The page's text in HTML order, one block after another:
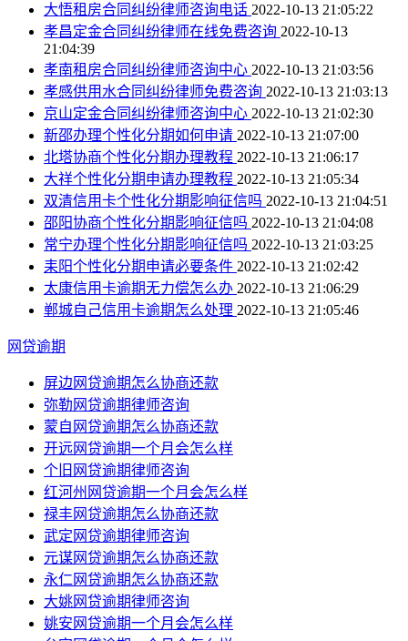
大悟租房合同纠纷律师咨询电话 2022-10-13 21:05:22
孝昌定金合同纠纷律师在线免费咨询 2022-10-13
21:04:39
孝南租房合同纠纷律师咨询中心 2022-10-13 21:03:56
孝感供用水合同纠纷律师免费咨询 2022-10-13 21:03:13
京山定金合同纠纷律师咨询中心 2022-10-13 21:02:30
新邵办理个性化分期如何申请 2022-10-13 21:07:00
北塔协商个性化分期办理教程 2022-10-13 21:06:17
大祥个性化分期申请办理教程 2022-10-13 21:05:34
双清信用卡个性化分期影响征信吗 2022-10-13 21:04:51
邵阳协商个性化分期影响征信吗 2022-10-13 21:04:08
常宁办理个性化分期影响征信吗 2022-10-13 21:03:25
耒阳个性化分期申请必要条件 2022-10-13 21:02:42
太康信用卡逾期无力偿怎么办 2022-10-13 21:06:29
郸城自己信用卡逾期怎么处理 2022-10-13 21:05:46
网贷逾期
屏边网贷逾期怎么协商还款
弥勒网贷逾期律师咨询
蒙自网贷逾期怎么协商还款
开远网贷逾期一个月会怎么样
个旧网贷逾期律师咨询
红河州网贷逾期一个月会怎么样
禄丰网贷逾期怎么协商还款
武定网贷逾期律师咨询
元谋网贷逾期怎么协商还款
永仁网贷逾期怎么协商还款
大姚网贷逾期律师咨询
姚安网贷逾期一个月会怎么样